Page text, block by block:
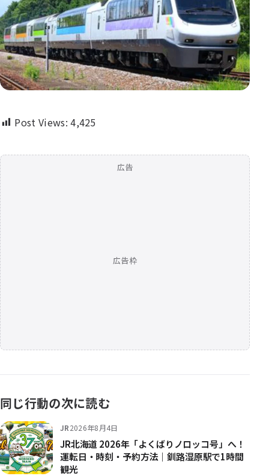
Post Views: 4,425
広告
広告枠
同じ行動の次に読む
JR2026年8月4日
JR北海道 2026年「よくばりノロッコ号」へ！
運転日・時刻・予約方法｜釧路湿原駅で1時間
観光